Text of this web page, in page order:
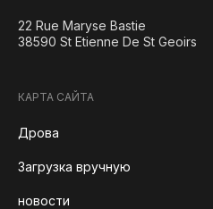
22 Rue Maryse Bastie
38590 St Etienne De St Geoirs
КАРТА САЙТА
Дрова
Загрузка вручную
новости